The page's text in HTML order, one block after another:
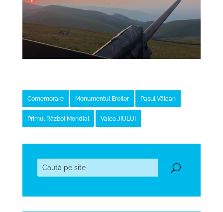
Comemorare Monumentul Eroilor Pasul Vâlcan
Primul Război Mondial Valea JIULUI